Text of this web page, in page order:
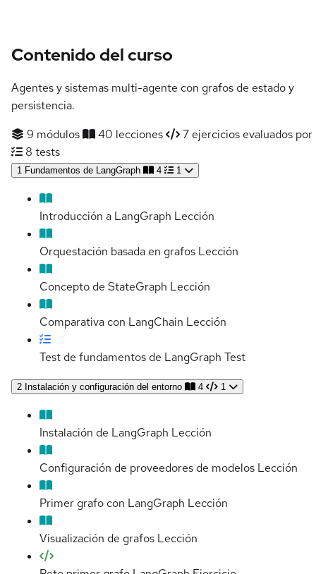
Contenido del curso
Agentes y sistemas multi-agente con grafos de estado y
persistencia.
9 módulos
40 lecciones
7 ejercicios evaluados por
8 tests
1 Fundamentos de LangGraph 4 1
Introducción a LangGraph Lección
Orquestación basada en grafos Lección
Concepto de StateGraph Lección
Comparativa con LangChain Lección
Test de fundamentos de LangGraph Test
2 Instalación y configuración del entorno 4 1
Instalación de LangGraph Lección
Configuración de proveedores de modelos Lección
Primer grafo con LangGraph Lección
Visualización de grafos Lección